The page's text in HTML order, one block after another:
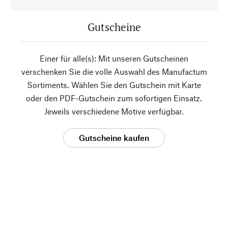
Gutscheine
Einer für alle(s): Mit unseren Gutscheinen
verschenken Sie die volle Auswahl des Manufactum
Sortiments. Wählen Sie den Gutschein mit Karte
oder den PDF-Gutschein zum sofortigen Einsatz.
Jeweils verschiedene Motive verfügbar.
Gutscheine kaufen